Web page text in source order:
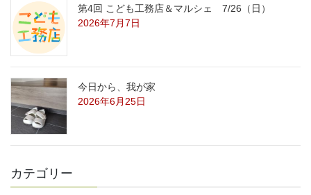
第4回 こども工務店＆マルシェ 7/26（日）
2026年7月7日
今日から、我が家
2026年6月25日
カテゴリー